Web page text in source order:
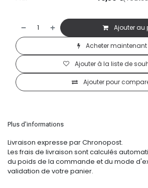
Ajouter au
Acheter maintenant
Ajouter pour
Ajouter à la liste de
Plus d'informations
Livraison expresse par Chronopost.
Les frais de livraison sont calculés
du poids de la commande et du mode
validation de votre panier.